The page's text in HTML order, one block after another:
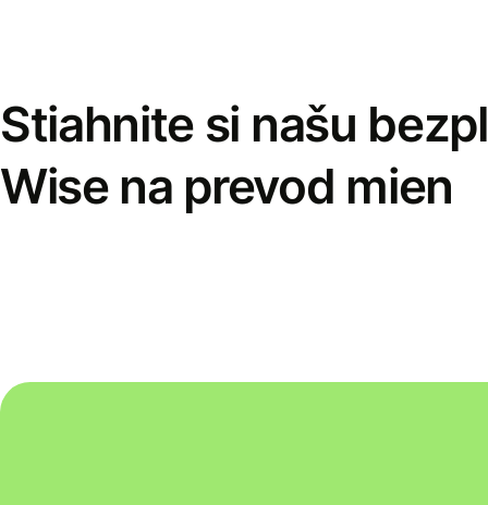
Stiahnite si našu
Wise na prevod mien